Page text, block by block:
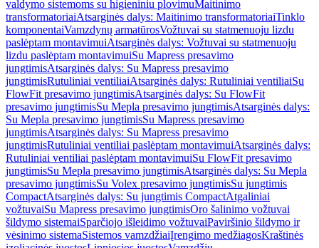
valdymo sistemoms su higieniniu plovimuMaitinimo
transformatoriaiAtsarginės dalys: Maitinimo transformatoriaiTinklo
komponentaiVamzdynų armatūrosVožtuvai su statmenuoju lizdu
paslėptam montavimuiAtsarginės dalys: Vožtuvai su statmenuoju
lizdu paslėptam montavimuiSu Mapress presavimo
jungtimisAtsarginės dalys: Su Mapress presavimo
jungtimisRutuliniai ventiliaiAtsarginės dalys: Rutuliniai ventiliaiSu
FlowFit presavimo jungtimisAtsarginės dalys: Su FlowFit
presavimo jungtimisSu Mepla presavimo jungtimisAtsarginės dalys:
Su Mepla presavimo jungtimisSu Mapress presavimo
jungtimisAtsarginės dalys: Su Mapress presavimo
jungtimisRutuliniai ventiliai paslėptam montavimuiAtsarginės dalys:
Rutuliniai ventiliai paslėptam montavimuiSu FlowFit presavimo
jungtimisSu Mepla presavimo jungtimisAtsarginės dalys: Su Mepla
presavimo jungtimisSu Volex presavimo jungtimisSu jungtimis
CompactAtsarginės dalys: Su jungtimis CompactAtgaliniai
vožtuvaiSu Mapress presavimo jungtimisOro šalinimo vožtuvai
šildymo sistemaiSparčiojo išleidimo vožtuvaiPaviršinio šildymo ir
vėsinimo sistemaSistemos vamzdžiaiĮrengimo medžiagosKraštinės